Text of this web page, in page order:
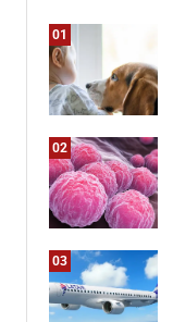
01
02
03